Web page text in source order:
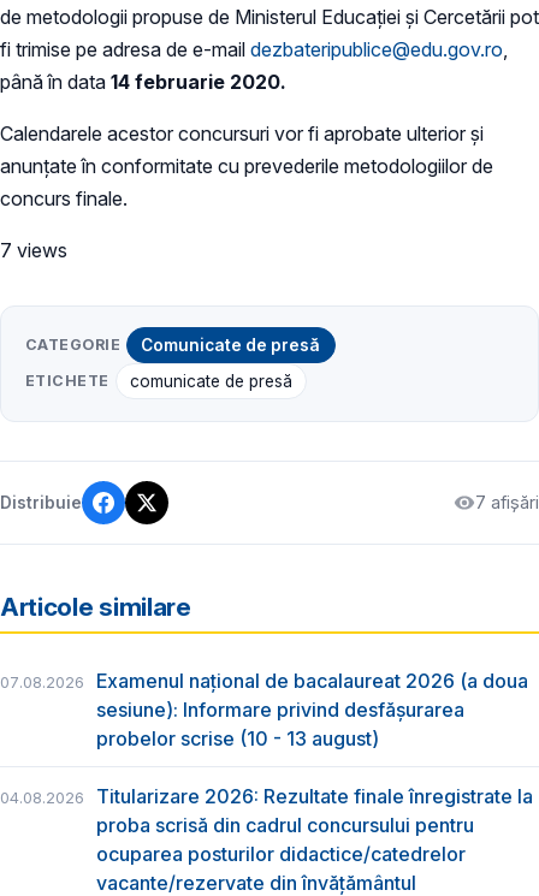
de metodologii propuse de Ministerul Educației și Cercetării pot
fi trimise pe adresa de e-mail dezbateripublice@edu.gov.ro
până în data 14 februarie 2020.
Calendarele acestor concursuri vor fi aprobate ulterior și
anunțate în conformitate cu prevederile metodologiilor de
concurs finale.
7 views
CATEGORIE Comunicate de presă
ETICHETE comunicate de presă
Distribuie 7 afișări
Articole similare
07.08.2026
Examenul național de bacalaureat 2026 (a doua
sesiune): Informare privind desfășurarea
probelor scrise (10 - 13 august)
04.08.2026
Titularizare 2026: Rezultate finale înregistrate la
proba scrisă din cadrul concursului pentru
ocuparea posturilor didactice/catedrelor
vacante/rezervate din învăţământul